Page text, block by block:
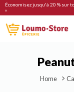
Économisez jusqu'à 20 % sur
»
Home